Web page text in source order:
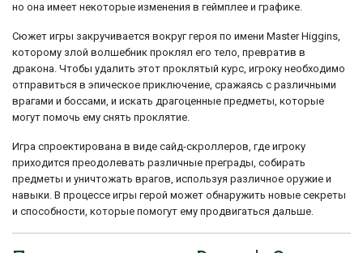
но она имеет некоторые изменения в геймплее и графике.
Сюжет игры закручивается вокруг героя по имени Master Higgins,
которому злой волшебник проклял его тело, превратив в
дракона. Чтобы удалить этот проклятый курс, игроку необходимо
отправиться в эпическое приключение, сражаясь с различными
врагами и боссами, и искать драгоценные предметы, которые
могут помочь ему снять проклятие.
Игра спроектирована в виде сайд-скроллеров, где игроку
приходится преодолевать различные преграды, собирать
предметы и уничтожать врагов, используя различное оружие и
навыки. В процессе игры герой может обнаружить новые секреты
и способности, которые помогут ему продвигаться дальше.